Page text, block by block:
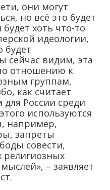
они могут
но всё это будет
хоть что-то
идеологии,
будет
сейчас видим, эта
отношению к
группам,
как считает
России среди
используются
например,
запреты
совести,
– заявляет